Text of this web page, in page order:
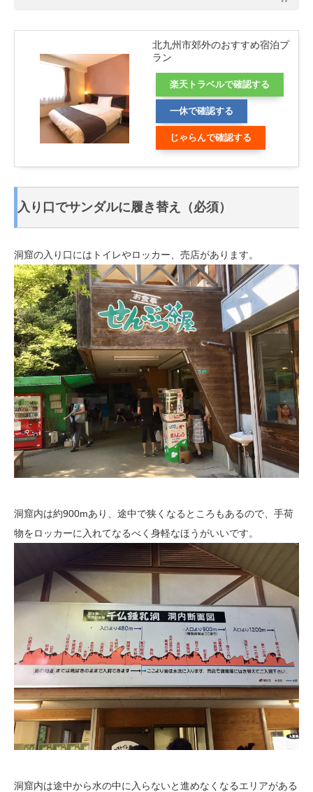
北九州市郊外のおすすめ宿泊プ
ラン
楽天トラベルで確認する
一休で確認する
じゃらんで確認する
入り口でサンダルに履き替え（必須）
洞窟の入り口にはトイレやロッカー、売店があります。
洞窟内は約900mあり、途中で狭くなるところもあるので、手荷
物をロッカーに入れてなるべく身軽なほうがいいです。
洞窟内は途中から水の中に入らないと進めなくなるエリアがある